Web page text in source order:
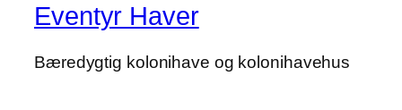
Eventyr Haver
Bæredygtig kolonihave og kolonihavehus